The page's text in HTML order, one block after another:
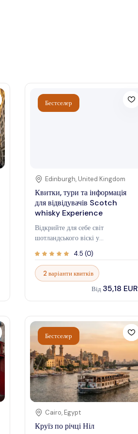
Бестселер
Edinburgh, United Kingdom
Квитки, тури та інформація
для відвідувачів Scotch
whisky Experience
Відкрийте для себе світ
шотландського віскі у
Experience в Единбурзі. Ця
знакова атракція пропонує
занурення в історію, ремесло та
смакові особливості національного
напою Шотландії. Чи ви є
мандрівником, цей досвід дарує
захоплюючі інсайти та незабутні
моменти. Ознайомтеся з
прекрасно curated експозиціями,
насолоджуйтеся екскурсіями з
дегустацією та дізнайтеся про
складний процес виробництва
віскі. Інтерактивні дисплеї та
ексклюзивні тури створюють
яскраву атмосферу, яка приваблює
історичного місця — ідеальний
4.5 (0)
2 варіанти квитків
Від 35,18 EUR
Бестселер
Cairo, Egypt
Круїз по річці Ніл